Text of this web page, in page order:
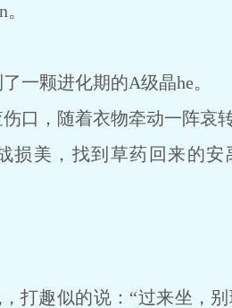
颗进化期的A级晶he。
，随着衣物牵动一阵哀转
美，找到草药回来的安
趣似的说：“过来坐，别